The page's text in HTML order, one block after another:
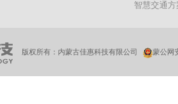
智慧交通方
版权所有：内蒙古佳惠科技有限公司 蒙公网